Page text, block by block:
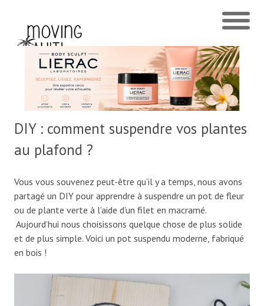
DIY : comment suspendre vos plantes
au plafond ?
Vous vous souvenez peut-être qu’il y a temps, nous avons
partagé un DIY pour apprendre à suspendre un pot de fleur
ou de plante verte à l’aide d’un filet en macramé.
Aujourd’hui nous choisissons quelque chose de plus solide
et de plus simple. Voici un pot suspendu moderne, fabriqué
en bois !